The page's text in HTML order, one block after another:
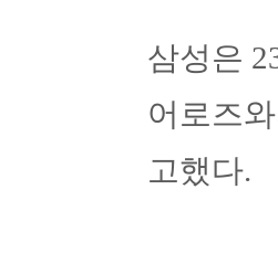
삼성은
어로즈
고했다.